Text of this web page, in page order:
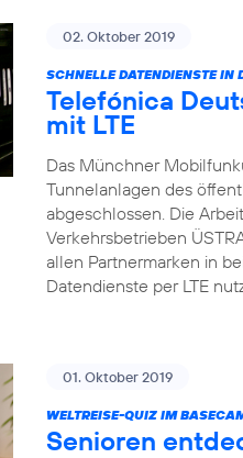
02. Oktober 2019
SCHNELLE DATENDIENSTE IN
Telefónica
mit LTE
Das Münchner
Tunnelanlagen des
abgeschlossen. Die
Verkehrsbetrieben
allen Partnermarken in
Datendienste per LTE
01. Oktober 2019
WELTREISE-QUIZ IM
Senioren